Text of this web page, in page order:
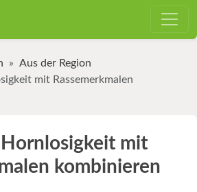
Aus der Region
mit Rassemerkmalen
mit
kombinieren